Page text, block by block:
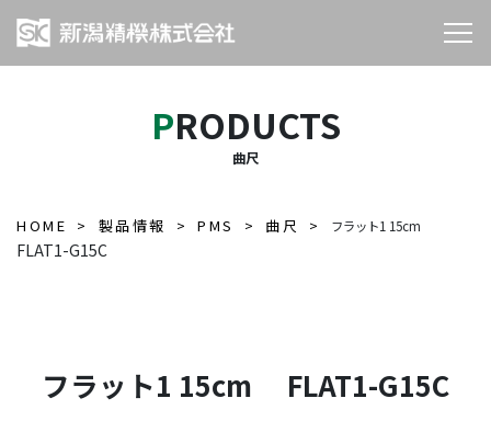
PRODUCTS
曲尺
HOME 製品情報 PMS 曲尺 フラット1 15cm
FLAT1-G15C
フラット1 15cm FLAT1-G15C